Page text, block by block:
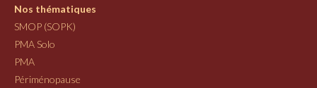
Nos thématiques
SMOP (SOPK)
PMA Solo
PMA
Périménopause